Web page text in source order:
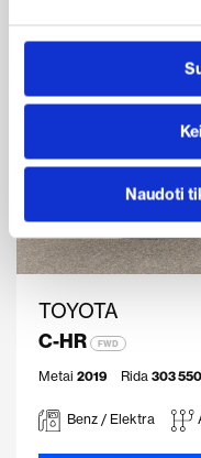
Naudoti
TOYOTA
C-HR
FWD
Metai 2019 Rida 303 550
Benz / Elektra